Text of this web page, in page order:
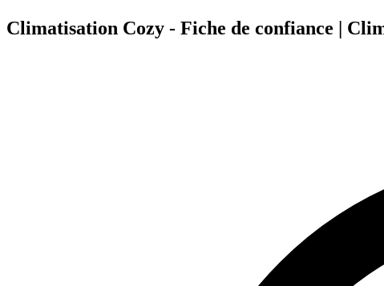
Climatisation Cozy - Fiche de confiance |